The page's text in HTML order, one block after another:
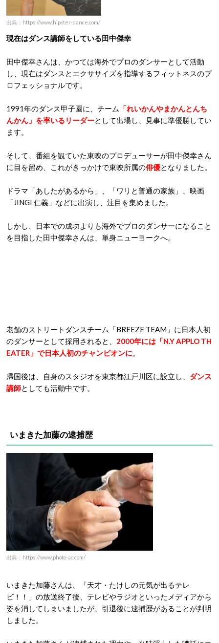
出典：https://www.hipster-dance.com/
現在はダンス講師をしている田中傑幸
田中傑幸さんは、かつては海外でプロのダンサーとして活動
し、現在はダンスとエクササイズを指導するフィットネスのプ
ロフェッショナルです。
1991年のダンス甲子園に、チーム
「れいかんやまかんとんち
んかん」を率いるリーダーとして出場し、見事に準優勝してい
ます。
そして、番組を観ていた東映のプロデューサーが田中傑幸さん
に目を留め、これがきっかけで東映所属の俳優となりました。
ドラマ「あしたがあるから」、「ワリと普通の家族」、映画
「JINGI 仁義」などに出演し、注目を集めました。
しかし、日本での成功よりも海外でプロのダンサーになること
を目指した田中傑幸さんは、単身ニューヨークへ。
老舗のストリートダンスチーム「BREEZE TEAM」に日本人初
のダンサーとして採用されると、 2000年には「N.Y APPLO TH
EATER」で日本人初のチャンピオンに。
帰国後は、自身のスタジオを東京都江戸川区に設立し、 ダンス
講師としても活動中です。
いまきた加藤の逮捕歴
出典：https://www.photo-ac.com/
いまきた加藤さんは、「天才・たけしの元気が出るテレ
ビ！！」の放送終了後、テレビやラジオといったメディアから
姿を消してしまいましたが、引退後に逮捕歴があることが判明
しました。